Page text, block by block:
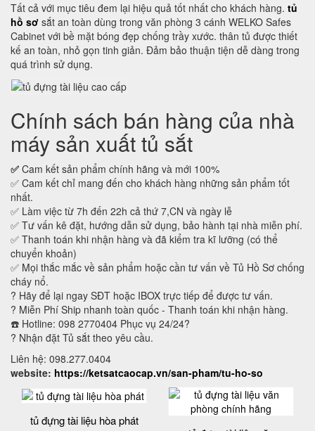
Tất cả với mục tiêu đem lại hiệu quả tốt nhất cho khách hàng. tủ
hồ sơ sắt an toàn dùng trong văn phòng 3 cánh WELKO Safes
Cabinet với bề mặt bóng đẹp chống trầy xước. thân tủ được thiết
kế an toàn, nhỏ gọn tinh giản. Đảm bảo thuận tiện dễ dàng trong
quá trình sử dụng.
Chính sách bán hàng của nhà
máy sản xuất tủ sắt
✅ Cam kết sản phẩm chính hãng và mới 100%
✅ Cam kết chỉ mang đến cho khách hàng những sản phẩm tốt
nhất.
✅ Làm việc từ 7h đến 22h cả thứ 7,CN và ngày lễ
✅ Tư vấn kê đặt, hướng dẫn sử dụng, bảo hành tại nhà miễn phí.
✅ Thanh toán khi nhận hàng và đã kiểm tra kĩ lưỡng (có thể
chuyển khoản)
✅ Mọi thắc mắc về sản phẩm hoặc cần tư vấn về Tủ Hồ Sơ chống
cháy nổ.
? Hãy để lại ngay SĐT hoặc IBOX trực tiếp để được tư vấn.
? Miễn Phí Ship nhanh toàn quốc - Thanh toán khi nhận hàng.
☎️ Hotline: 098 2770404 Phục vụ 24/24?
? Nhận đặt Tủ sắt theo yêu cầu.
Liên hệ: 098.277.0404
website: https://ketsatcaocap.vn/san-pham/tu-ho-so
tủ đựng tài liệu hòa phát